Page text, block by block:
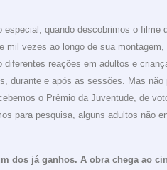
quando descobrimos o filme
mil vezes ao longo de sua
reações em adultos e
durante e após as sessões. Mas
o Prêmio da Juventude, de
para pesquisa, alguns adultos não
dos já ganhos. A obra chega ao